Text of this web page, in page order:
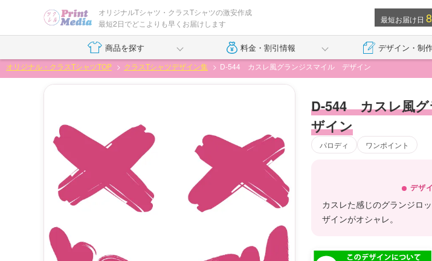
オリジナルTシャツ・クラスTシャツの激安作成
最短2日でどこよりも早くお届けします
最短お届け日
商品を探す 料金・割引情報 デザイン・制
オリジナル・クラスTシャツTOP クラスTシャツデザイン集 D-544 カスレ風グランジスマイル デザイン
D-544 カスレ風
ザイン
パロディ ワンポイント
デザ
カスレた感じのグランジロ
ザインがオシャレ。